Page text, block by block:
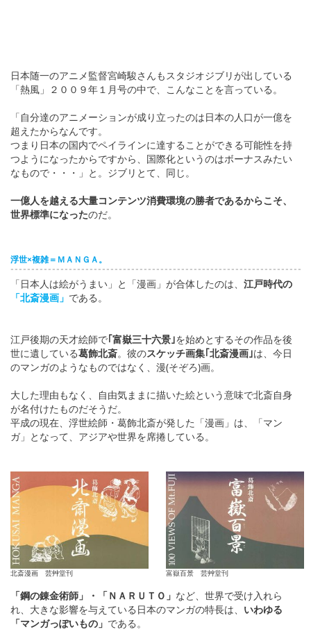
日本随一のアニメ監督宮崎駿さんもスタジオジブリが出している
「熱風」２００９年１月号の中で、こんなことを言っている。
「自分達のアニメーションが成り立ったのは日本の人口が一億を
超えたからなんです。
つまり日本の国内でペイラインに達することができる可能性を持
つようになったからですから、国際化というのはボーナスみたい
なもので・・・」と。ジブリとて、同じ。
一億人を越える大量コンテンツ消費環境の勝者であるからこそ、
世界標準になったのだ。
浮世×複雑＝ＭＡＮＧＡ。
「日本人は絵がうまい」と「漫画」が合体したのは、 江戸時代の
「北斎漫画」 である。
江戸後期の天才絵師で｢富嶽三十六景｣を始めとするその作品を後
世に遺している葛飾北斎。彼のスケッチ画集｢北斎漫画｣は、今日
のマンガのようなものではなく、漫(そぞろ)画。
大した理由もなく、自由気ままに描いた絵という意味で北斎自身
が名付けたものだそうだ。
平成の現在、浮世絵師・葛飾北斎が発した「漫画」は、「マン
ガ」となって、アジアや世界を席捲している。
北斎漫画 芸艸堂刊 富嶽百景 芸艸堂刊
「鋼の錬金術師」・「ＮＡＲＵＴＯ」 など、世界で受け入れら
れ、大きな影響を与えている日本のマンガの特長は、 いわゆる
「マンガっぽいもの」 である。